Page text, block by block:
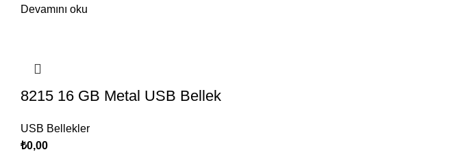
Devamını oku
8215 16 GB Metal USB Bellek
USB Bellekler
₺0,00